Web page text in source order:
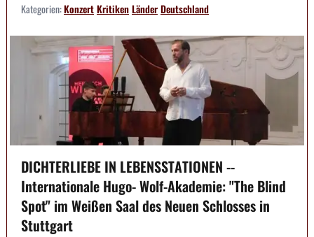
Kategorien:KonzertKritikenLänderDeutschland
DICHTERLIEBE IN LEBENSSTATIONEN --
Internationale Hugo- Wolf-Akademie: "The Blind
Spot" im Weißen Saal des Neuen Schlosses in
Stuttgart